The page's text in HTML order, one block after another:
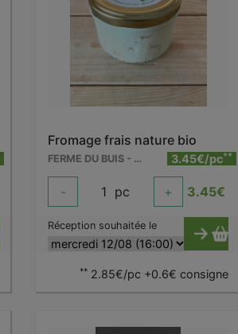
Fromage frais nature bio
FERME DU BUIS - BARRY 3.45€/pc**
- 1 pc + 3.45€
Réception souhaitée le
**2.85€/pc +0.6€ consigne